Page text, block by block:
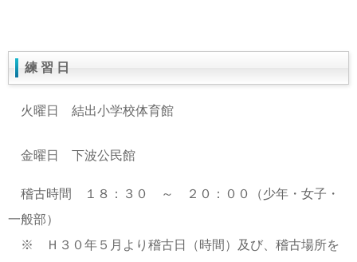
練 習 日
火曜日 結出小学校体育館
金曜日 下波公民館
稽古時間 １８：３０ ～ ２０：００（少年・女子・
一般部）
※ Ｈ３０年５月より稽古日（時間）及び、稽古場所を